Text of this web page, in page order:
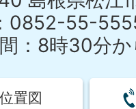
0852-55-
：8時30分か
置図